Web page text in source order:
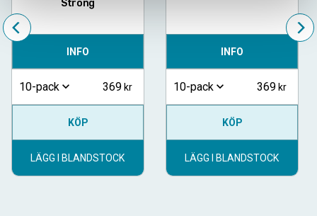
Strong
INFO
10-pack 369
KÖP
LÄGG I BLANDSTOCK
INFO
10-pack 369
KÖP
LÄGG I BLANDSTOCK